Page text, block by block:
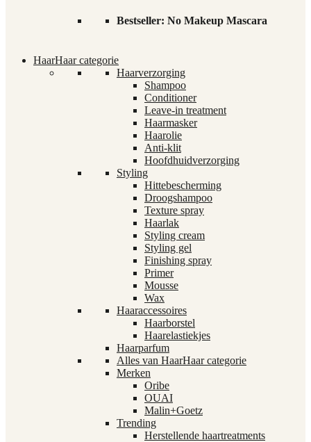
Bestseller: No Makeup Mascara
HaarHaar categorie
Haarverzorging
Shampoo
Conditioner
Leave-in treatment
Haarmasker
Haarolie
Anti-klit
Hoofdhuidverzorging
Styling
Hittebescherming
Droogshampoo
Texture spray
Haarlak
Styling cream
Styling gel
Finishing spray
Primer
Mousse
Wax
Haaraccessoires
Haarborstel
Haarelastiekjes
Haarparfum
Alles van HaarHaar categorie
Merken
Oribe
OUAI
Malin+Goetz
Trending
Herstellende haartreatments